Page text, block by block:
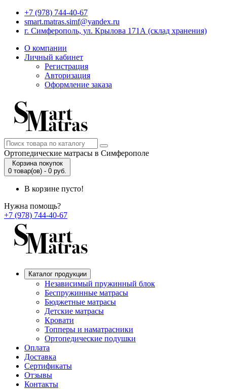
+7 (978) 744-40-67
smart.matras.simf@yandex.ru
г. Симферополь, ул. Крылова 171А (склад хранения)
О компании
Личный кабинет
Регистрация
Авторизация
Оформление заказа
Ортопедические матрасы в Симферополе
Корзина покупок
0 товар(ов) - 0 руб.
В корзине пусто!
Нужна помощь?
+7 (978) 744-40-67
Каталог продукции
Независимый пружинный блок
Беспружинные матрасы
Бюджетные матрасы
Детские матрасы
Кровати
Топперы и наматрасники
Ортопедические подушки
Оплата
Доставка
Сертификаты
Отзывы
Контакты